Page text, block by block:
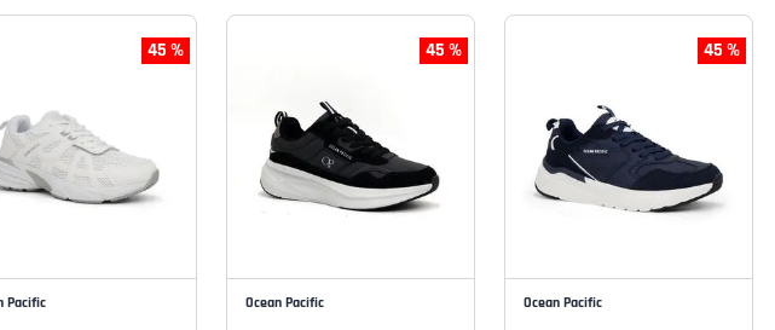
45 %
Pacific
45 %
Ocean Pacific
45 %
Ocean Pacific